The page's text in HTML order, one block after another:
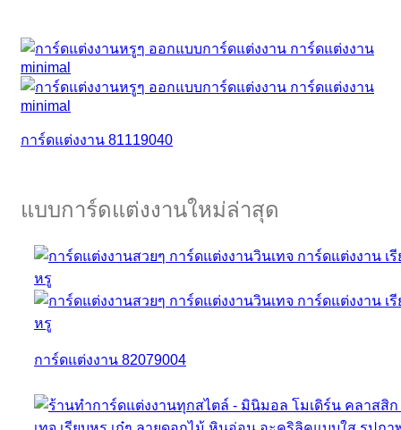
การ์ดแต่งงาน 81119040
แบบการ์ดแต่งงานใหม่ล่าสุด
การ์ดแต่งงาน 82079004